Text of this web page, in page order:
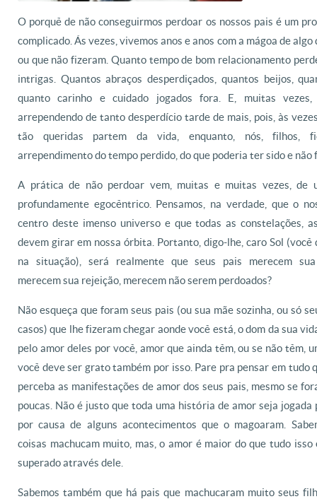
O porquê de não conseguirmos perdoar os nossos pais é um
complicado. Ás vezes, vivemos anos e anos com a mágoa de algo
ou que não fizeram. Quanto tempo de bom relacionamento
intrigas. Quantos abraços desperdiçados, quantos beijos,
quanto carinho e cuidado jogados fora. E, muitas vezes,
arrependendo de tanto desperdício tarde de mais, pois, às
tão queridas partem da vida, enquanto, nós, filhos,
arrependimento do tempo perdido, do que poderia ter sido e não
A prática de não perdoar vem, muitas e muitas vezes, de
profundamente egocêntrico. Pensamos, na verdade, que o
centro deste imenso universo e que todas as constelações,
devem girar em nossa órbita. Portanto, digo-lhe, caro Sol (você
na situação), será realmente que seus pais merecem sua
merecem sua rejeição, merecem não serem perdoados?
Não esqueça que foram seus pais (ou sua mãe sozinha, ou só
casos) que lhe fizeram chegar aonde você está, o dom da sua
pelo amor deles por você, amor que ainda têm, ou se não têm,
você deve ser grato também por isso. Pare pra pensar em tudo
perceba as manifestações de amor dos seus pais, mesmo se
poucas. Não é justo que toda uma história de amor seja jogada
por causa de alguns acontecimentos que o magoaram.
coisas machucam muito, mas, o amor é maior do que tudo
superado através dele.
Sabemos também que há pais que machucaram muito seus